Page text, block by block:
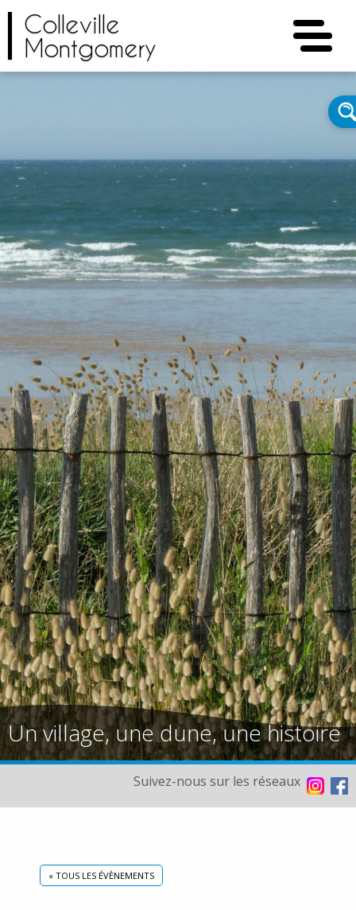
Colleville
Montgomery
Un village, une dune, une histoire
Suivez-nous sur les réseaux
« TOUS LES ÉVÈNEMENTS